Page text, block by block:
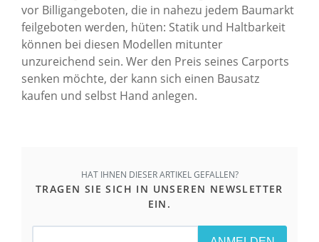
vor Billigangeboten, die in nahezu jedem Baumarkt
feilgeboten werden, hüten: Statik und Haltbarkeit
können bei diesen Modellen mitunter
unzureichend sein. Wer den Preis seines Carports
senken möchte, der kann sich einen Bausatz
kaufen und selbst Hand anlegen.
HAT IHNEN DIESER ARTIKEL GEFALLEN?
TRAGEN SIE SICH IN UNSEREN NEWSLETTER
EIN.